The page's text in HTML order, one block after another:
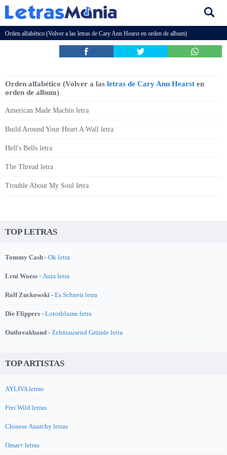
Orden alfabético (Volver a las letras de Cary Ann Hearsten orden de album)
Orden alfabético (Volver a las letras de Cary Ann Hearst en
orden de album)
American Made Machin letra
Build Around Your Heart A Wall letra
Hell's Bells letra
The Thread letra
Trouble About My Soul letra
TOP LETRAS
Tommy Cash - Ok letra
Leni Woess - Aura letra
Rolf Zuckowski - Es Schneit letra
Die Flippers - Lotosblume letra
Outbreakband - Zehntausend Gründe letra
TOP ARTISTAS
AYLIVA letras
Frei.Wild letras
Chinese Anarchy letras
Omar+ letras